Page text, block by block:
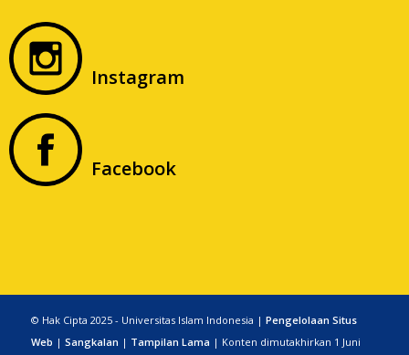
Instagram
Facebook
© Hak Cipta 2025 - Universitas Islam Indonesia | Pengelolaan Situs
Web | Sangkalan | Tampilan Lama | Konten dimutakhirkan 1 Juni